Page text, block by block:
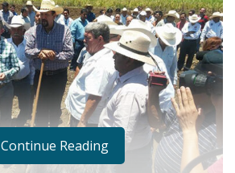
Continue Reading